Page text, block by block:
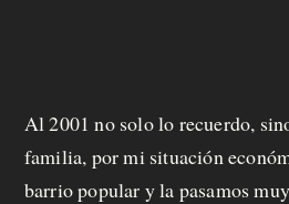
Al 2001 no solo lo recuerdo,
familia, por mi situación
barrio popular y la pasamos